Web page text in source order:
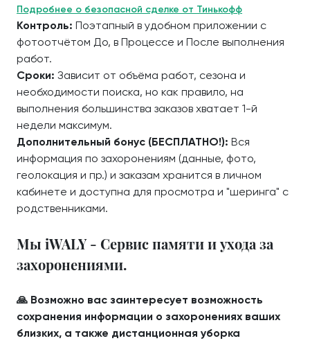
Подробнее о безопасной сделке от Тинькофф
Контроль: Поэтапный в удобном приложении с
фотоотчётом До, в Процессе и После выполнения
работ.
Сроки: Зависит от объёма работ, сезона и
необходимости поиска, но как правило, на
выполнения большинства заказов хватает 1-й
недели максимум.
Дополнительный бонус (БЕСПЛАТНО!): Вся
информация по захоронениям (данные, фото,
геолокация и пр.) и заказам хранится в личном
кабинете и доступна для просмотра и "шеринга" с
родственниками.
Мы iWALY - Сервис памяти и ухода за
захоронениями.
🙏 Возможно вас заинтересует возможность
сохранения информации о захоронениях ваших
близких, а также дистанционная уборка